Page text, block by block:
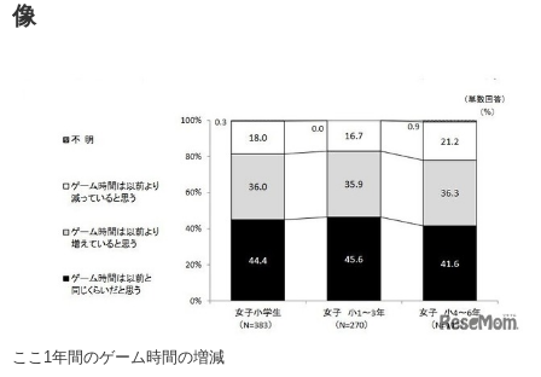
像
ここ1年間のゲーム時間の増減